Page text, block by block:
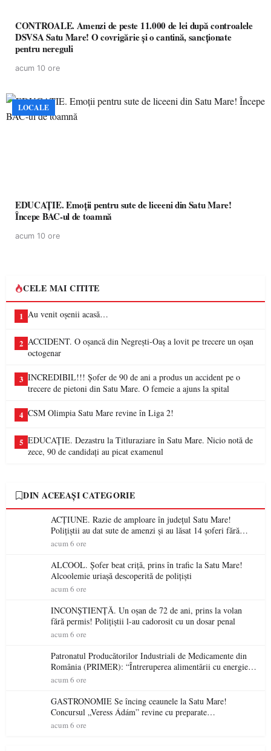
CONTROALE. Amenzi de peste 11.000 de lei după controalele
DSVSA Satu Mare! O covrigărie și o cantină, sancționate
pentru nereguli
acum 10 ore
LOCALE
EDUCAȚIE. Emoții pentru sute de liceeni din Satu Mare!
Începe BAC-ul de toamnă
acum 10 ore
CELE MAI CITITE
1 Au venit oșenii acasă…
2 ACCIDENT. O oșancă din Negrești-Oaș a lovit pe trecere un oșan
octogenar
3 INCREDIBIL!!! Șofer de 90 de ani a produs un accident pe o
trecere de pietoni din Satu Mare. O femeie a ajuns la spital
4 CSM Olimpia Satu Mare revine în Liga 2!
5 EDUCAȚIE. Dezastru la Titluraziare în Satu Mare. Nicio notă de
zece, 90 de candidați au picat examenul
DIN ACEEAȘI CATEGORIE
ACȚIUNE. Razie de amploare în județul Satu Mare!
Polițiștii au dat sute de amenzi și au lăsat 14 șoferi fără
permis într-o singură zi
acum 6 ore
ALCOOL. Șofer beat criță, prins în trafic la Satu Mare!
Alcoolemie uriașă descoperită de polițiști
acum 6 ore
INCONȘTIENȚĂ. Un oșan de 72 de ani, prins la volan
fără permis! Polițiștii l-au cadorosit cu un dosar penal
acum 6 ore
Patronatul Producătorilor Industriali de Medicamente din
România (PRIMER): “Întreruperea alimentării cu energie
electrică a fabricilor de medicamente va pune în pericol
acum 6 ore
GASTRONOMIE Se încing ceaunele la Satu Mare!
Concursul „Veress Ádám” revine cu preparate
spectaculoase, premii și un jurat de renume
acum 6 ore